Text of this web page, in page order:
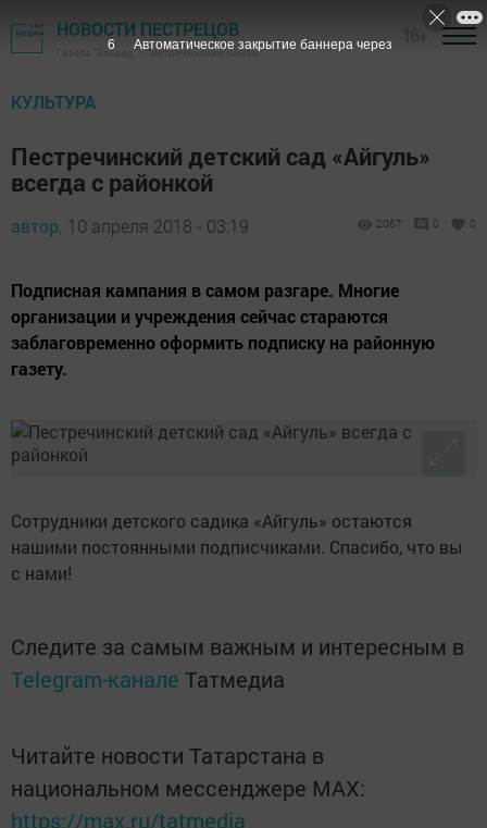
НОВОСТИ ПЕСТРЕЦОВ
Газета "Вперед" - Пестречинский район
КУЛЬТУРА
Пестречинский детский сад «Айгуль»
всегда с районкой
автор, 10 апреля 2018 - 03:19 2067 0 0
Подписная кампания в самом разгаре. Многие
организации и учреждения сейчас стараются
заблаговременно оформить подписку на районную
газету.
Сотрудники детского садика «Айгуль» остаются
нашими постоянными подписчиками. Спасибо, что вы
с нами!
Следите за самым важным и интересным в
Telegram-канале Татмедиа
Читайте новости Татарстана в
национальном мессенджере MАХ:
https://max.ru/tatmedia
5 Автоматическое закрытие баннера через